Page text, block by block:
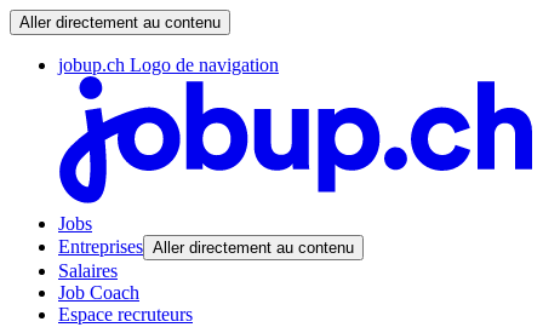
Aller directement au contenu
jobup.ch Logo de navigation
Jobs
Entreprises Aller directement au contenu
Salaires
Job Coach
Espace recruteurs